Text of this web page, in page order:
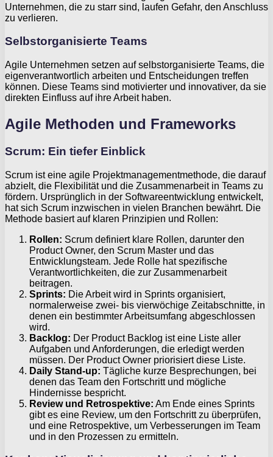
Unternehmen, die zu starr sind, laufen Gefahr, den Anschluss
zu verlieren.
Selbstorganisierte Teams
Agile Unternehmen setzen auf selbstorganisierte Teams, die
eigenverantwortlich arbeiten und Entscheidungen treffen
können. Diese Teams sind motivierter und innovativer, da sie
direkten Einfluss auf ihre Arbeit haben.
Agile Methoden und Frameworks
Scrum: Ein tiefer Einblick
Scrum ist eine agile Projektmanagementmethode, die darauf
abzielt, die Flexibilität und die Zusammenarbeit in Teams zu
fördern. Ursprünglich in der Softwareentwicklung entwickelt,
hat sich Scrum inzwischen in vielen Branchen bewährt. Die
Methode basiert auf klaren Prinzipien und Rollen:
Rollen: Scrum definiert klare Rollen, darunter den
Product Owner, den Scrum Master und das
Entwicklungsteam. Jede Rolle hat spezifische
Verantwortlichkeiten, die zur Zusammenarbeit
beitragen.
Sprints: Die Arbeit wird in Sprints organisiert,
normalerweise zwei- bis vierwöchige Zeitabschnitte, in
denen ein bestimmter Arbeitsumfang abgeschlossen
wird.
Backlog: Der Product Backlog ist eine Liste aller
Aufgaben und Anforderungen, die erledigt werden
müssen. Der Product Owner priorisiert diese Liste.
Daily Stand-up: Tägliche kurze Besprechungen, bei
denen das Team den Fortschritt und mögliche
Hindernisse bespricht.
Review und Retrospektive: Am Ende eines Sprints
gibt es eine Review, um den Fortschritt zu überprüfen,
und eine Retrospektive, um Verbesserungen im Team
und in den Prozessen zu ermitteln.